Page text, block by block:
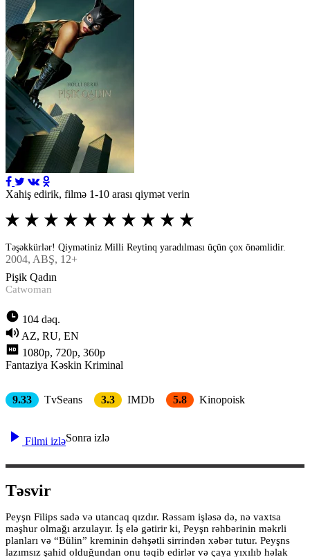
Xahiş edirik, filmə 1-10 arası qiymət verin
Təşəkkürlər! Qiymətiniz Milli Reytinq yaradılması üçün çox önəmlidir.
2004, ABŞ, 12+
Pişik Qadın
Catwoman
104 dəq.
AZ, RU, EN
1080p, 720p, 360p
Fantaziya Kəskin Kriminal
9.33 TvSeans 3.3 IMDb 5.8 Kinopoisk
Filmi izləSonra izlə
Təsvir
Peyşn Filips sadə və utancaq qızdır. Rəssam işləsə də, nə vaxtsa
məşhur olmağı arzulayır. İş elə gətirir ki, Peyşn rəhbərinin məkrli
planları və “Bülin” kreminin dəhşətli sirrindən xəbər tutur. Peyşns
lazımsız şahid olduğundan onu təqib edirlər və çaya yıxılıb həlak